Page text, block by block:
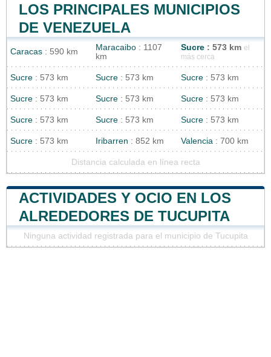
LOS PRINCIPALES MUNICIPIOS
DE VENEZUELA
Caracas : 590 km Maracaibo : 1107
km
Sucre : 573 km el
más cerca
Sucre : 573 km Sucre : 573 km Sucre : 573 km
Sucre : 573 km Sucre : 573 km Sucre : 573 km
Sucre : 573 km Sucre : 573 km Sucre : 573 km
Sucre : 573 km Iribarren : 852 km Valencia : 700 km
Distancia calculada en línea recta
ACTIVIDADES Y OCIO EN LOS
ALREDEDORES DE TUCUPITA
Ninguna actividad registrada para el municipio de Tucupita